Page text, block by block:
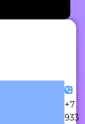
+7
933